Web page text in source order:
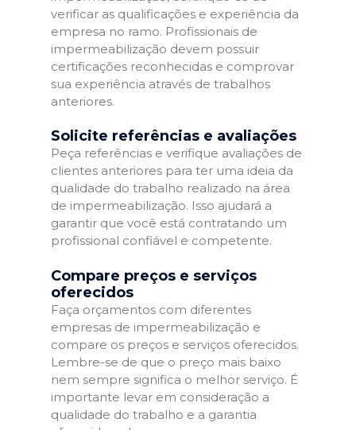
verificar as qualificações e experiência da
empresa no ramo. Profissionais de
impermeabilização devem possuir
certificações reconhecidas e comprovar
sua experiência através de trabalhos
anteriores.
Solicite referências e avaliações
Peça referências e verifique avaliações de
clientes anteriores para ter uma ideia da
qualidade do trabalho realizado na área
de impermeabilização. Isso ajudará a
garantir que você está contratando um
profissional confiável e competente.
Compare preços e serviços
oferecidos
Faça orçamentos com diferentes
empresas de impermeabilização e
compare os preços e serviços oferecidos.
Lembre-se de que o preço mais baixo
nem sempre significa o melhor serviço. É
importante levar em consideração a
qualidade do trabalho e a garantia